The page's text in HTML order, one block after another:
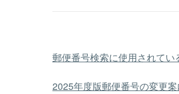
郵便番号検索に使用されてい
2025年度版郵便番号の変更